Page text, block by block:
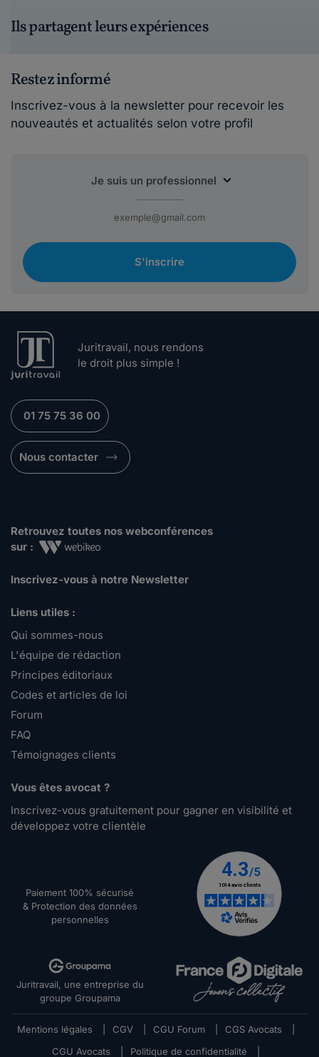
Ils partagent leurs expériences
Restez informé
Inscrivez-vous à la newsletter pour recevoir les
nouveautés et actualités selon votre profil
S'inscrire
Juritravail, nous rendons
le droit plus simple !
01 75 75 36 00
Nous contacter
Retrouvez toutes nos webconférences
sur :
Inscrivez-vous à notre Newsletter
Liens utiles :
Qui sommes-nous
L'équipe de rédaction
Principes éditoriaux
Codes et articles de loi
Forum
FAQ
Témoignages clients
Vous êtes avocat ?
Inscrivez-vous gratuitement pour gagner en visibilité et
développez votre clientèle
Paiement 100% sécurisé
& Protection des données
personnelles
Juritravail, une entreprise du
groupe Groupama
Mentions légales CGV CGU Forum CGS Avocats
CGU Avocats
Politique de confidentialité